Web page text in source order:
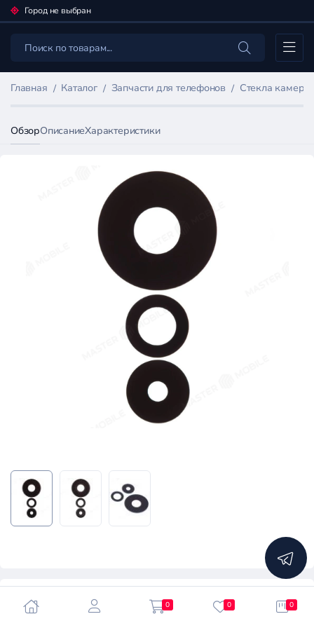
Город не выбран
Каталог
Главная Каталог Запчасти для телефонов Стекла камер
ОбзорОписаниеХарактеристики
5.0
0 0 0